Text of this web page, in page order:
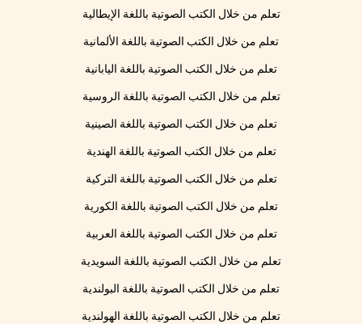
تعلم من خلال الكتب الصوتية باللغة الإيطالية
تعلم من خلال الكتب الصوتية باللغة الألمانية
تعلم من خلال الكتب الصوتية باللغة اليابانية
تعلم من خلال الكتب الصوتية باللغة الروسية
تعلم من خلال الكتب الصوتية باللغة الصينية
تعلم من خلال الكتب الصوتية باللغة الهندية
تعلم من خلال الكتب الصوتية باللغة التركية
تعلم من خلال الكتب الصوتية باللغة الكورية
تعلم من خلال الكتب الصوتية باللغة العربية
تعلم من خلال الكتب الصوتية باللغة السويدية
تعلم من خلال الكتب الصوتية باللغة البولندية
تعلم من خلال الكتب الصوتية باللغة الهولندية